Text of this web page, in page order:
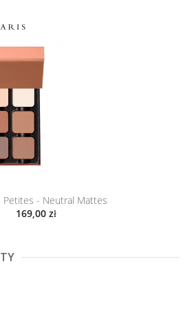
Petites - Neutral Mattes
169,00 zł